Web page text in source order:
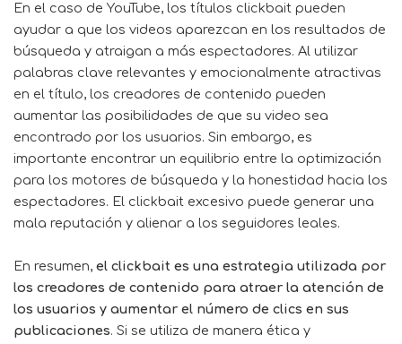
En el caso de YouTube, los títulos clickbait pueden
ayudar a que los videos aparezcan en los resultados de
búsqueda y atraigan a más espectadores. Al utilizar
palabras clave relevantes y emocionalmente atractivas
en el título, los creadores de contenido pueden
aumentar las posibilidades de que su video sea
encontrado por los usuarios. Sin embargo, es
importante encontrar un equilibrio entre la optimización
para los motores de búsqueda y la honestidad hacia los
espectadores. El clickbait excesivo puede generar una
mala reputación y alienar a los seguidores leales.
En resumen, el clickbait es una estrategia utilizada por
los creadores de contenido para atraer la atención de
los usuarios y aumentar el número de clics en sus
publicaciones. Si se utiliza de manera ética y